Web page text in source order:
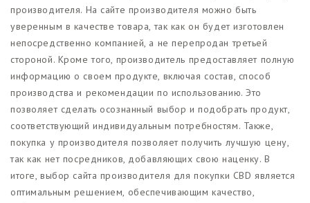
производителя. На сайте производителя можно быть
уверенным в качестве товара, так как он будет изготовлен
непосредственно компанией, а не перепродан третьей
стороной. Кроме того, производитель предоставляет полную
информацию о своем продукте, включая состав, способ
производства и рекомендации по использованию. Это
позволяет сделать осознанный выбор и подобрать продукт,
соответствующий индивидуальным потребностям. Также,
покупка у производителя позволяет получить лучшую цену,
так как нет посредников, добавляющих свою наценку. В
итоге, выбор сайта производителя для покупки CBD является
оптимальным решением, обеспечивающим качество,